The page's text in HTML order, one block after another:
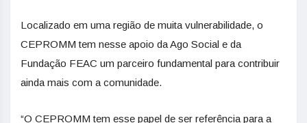
Localizado em uma região de muita vulnerabilidade, o
CEPROMM tem nesse apoio da Ago Social e da
Fundação FEAC um parceiro fundamental para contribuir
ainda mais com a comunidade.
“O CEPROMM tem esse papel de ser referência para a